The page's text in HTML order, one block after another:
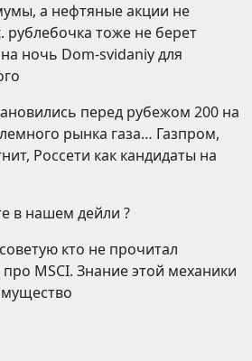
а нефтяные акции не
рублебочка тоже не берет
ночь Dom-svidaniy для
перед рубежом 200 на
рынка газа… Газпром,
Россети как кандидаты на
в нашем дейли ?
кто не прочитал
MSCI. Знание этой механики